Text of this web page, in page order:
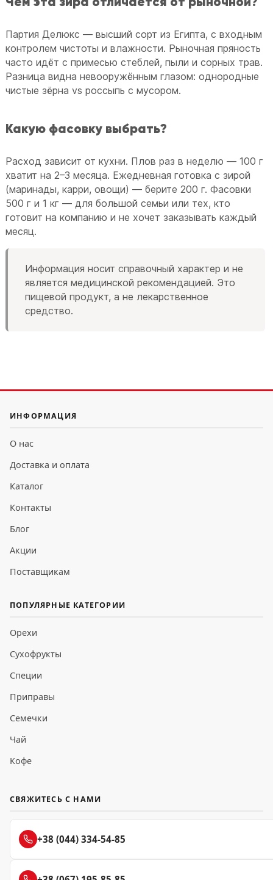
Партия Делюкс — высший сорт из Египта, с входным
контролем чистоты и влажности. Рыночная пряность
часто идёт с примесью стеблей, пыли и сорных трав.
Разница видна невооружённым глазом: однородные
чистые зёрна vs россыпь с мусором.
Какую фасовку выбрать?
Расход зависит от кухни. Плов раз в неделю — 100 г
хватит на 2–3 месяца. Ежедневная готовка с зирой
(маринады, карри, овощи) — берите 200 г. Фасовки
500 г и 1 кг — для большой семьи или тех, кто
готовит на компанию и не хочет заказывать каждый
месяц.
Информация носит справочный характер и не
является медицинской рекомендацией. Это
пищевой продукт, а не лекарственное
средство.
ИНФОРМАЦИЯ
О нас
Доставка и оплата
Каталог
Контакты
Блог
Акции
Поставщикам
ПОПУЛЯРНЫЕ КАТЕГОРИИ
Орехи
Сухофрукты
Специи
Приправы
Семечки
Чай
Кофе
СВЯЖИТЕСЬ С НАМИ
+38 (044) 334-54-85